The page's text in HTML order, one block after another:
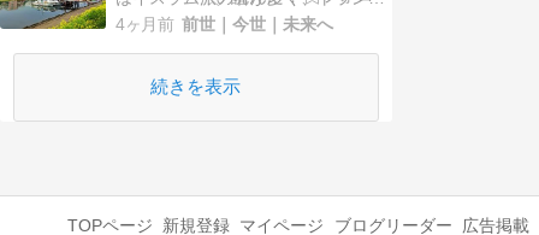
ので、こちらも思わず駆け寄ってし
さんは彼らにコントロールされてい
るのではないか、といった報道を目
のルツボであるから、どんな者が国
知だ。もし上記の報道が真実である
4ヶ月前 前世｜今世｜未来へ
続きを表示
TOPページ 新規登録 マイページ ブログリーダー 広告掲載